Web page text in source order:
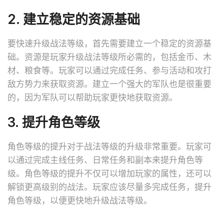
2. 建立稳定的资源基础
要快速升级战法等级，首先需要建立一个稳定的资源基
础。资源是玩家升级战法等级所必需的，包括金币、木
材、粮食等。玩家可以通过完成任务、参与活动和攻打
敌方势力来获取资源。建立一个强大的军队也是很重要
的，因为军队可以帮助玩家更快地获取资源。
3. 提升角色等级
角色等级的提升对于战法等级的升级非常重要。玩家可
以通过完成主线任务、日常任务和副本来提升角色等
级。角色等级的提升不仅可以增加玩家的属性，还可以
解锁更高级别的战法。玩家应该尽量多完成任务，提升
角色等级，以便更快地升级战法等级。